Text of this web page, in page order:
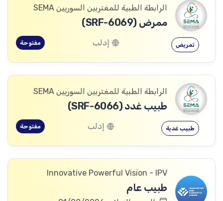
الرابطة الطبية للمغتربين السوريين SEMA
ممرض (SRF-6069)
تمريض إدلب مفتوحة
الرابطة الطبية للمغتربين السوريين SEMA
طبيب غدد (SRF-6066)
طبيب غدية إدلب مفتوحة
Innovative Powerful Vision - IPV
طبيب عام